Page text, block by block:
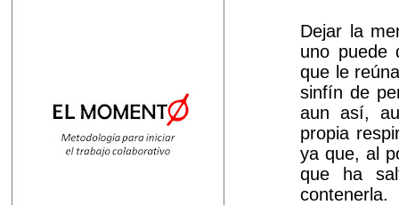
Dejar la
uno puede
que le
sinfín de
aun así,
propia
ya que, al
que ha
contenerla.